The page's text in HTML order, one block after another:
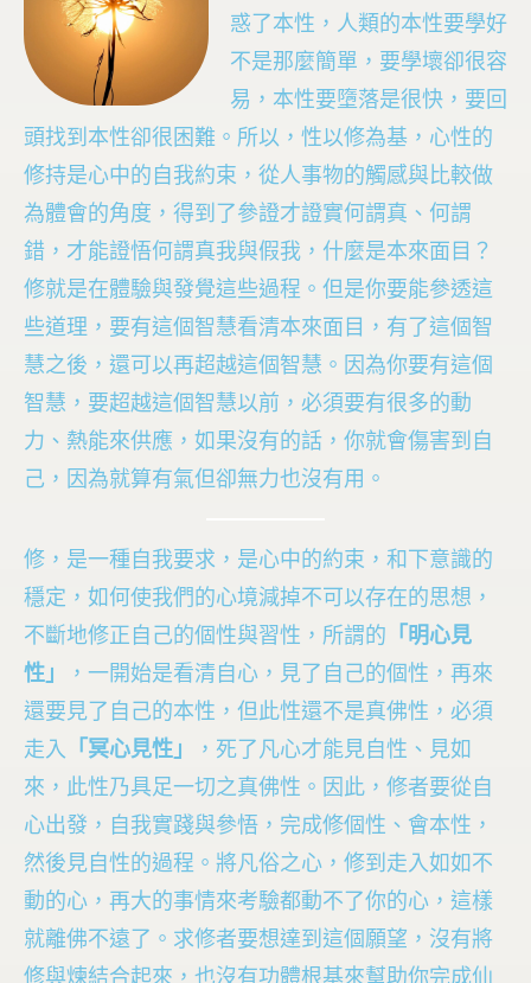
惑了本性，人類的本性要學好
不是那麼簡單，要學壞卻很容
易，本性要墮落是很快，要回
頭找到本性卻很困難。所以，性以修為基，心性的
修持是心中的自我約束，從人事物的觸感與比較做
為體會的角度，得到了參證才證實何謂真、何謂
錯，才能證悟何謂真我與假我，什麼是本來面目？
修就是在體驗與發覺這些過程。但是你要能參透這
些道理，要有這個智慧看清本來面目，有了這個智
慧之後，還可以再超越這個智慧。因為你要有這個
智慧，要超越這個智慧以前，必須要有很多的動
力、熱能來供應，如果沒有的話，你就會傷害到自
己，因為就算有氣但卻無力也沒有用。
修，是一種自我要求，是心中的約束，和下意識的
穩定，如何使我們的心境減掉不可以存在的思想，
不斷地修正自己的個性與習性，所謂的 「明心見
性」
，一開始是看清自心，見了自己的個性，再來
還要見了自己的本性，但此性還不是真佛性，必須
走入 「冥心見性」
，死了凡心才能見自性、見如
來，此性乃具足一切之真佛性。因此，修者要從自
心出發，自我實踐與參悟，完成修個性、會本性，
然後見自性的過程。將凡俗之心，修到走入如如不
動的心，再大的事情來考驗都動不了你的心，這樣
就離佛不遠了。求修者要想達到這個願望，沒有將
修與煉結合起來，也沒有功體根基來幫助你完成仙